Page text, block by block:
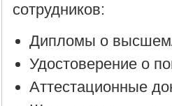
сотрудников:
Дипломы о
Удостоверение о
Аттестационные